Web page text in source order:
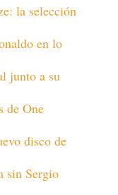
la selección
en lo
junto a su
de One
disco de
sin Sergio